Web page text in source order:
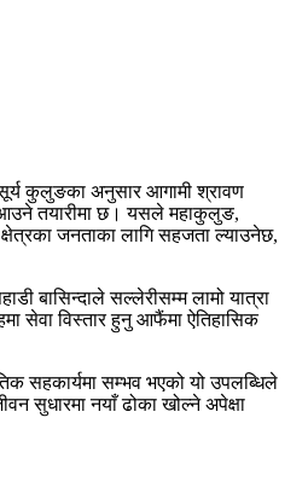
कुलुङका अनुसार आगामी श्रावण
तयारीमा छ। यसले महाकुलुङ,
जनताका लागि सहजता ल्याउनेछ,
बासिन्दाले सल्लेरीसम्म लामो यात्रा
सेवा विस्तार हुनु आफैंमा ऐतिहासिक
सहकार्यमा सम्भव भएको यो उपलब्धिले
सुधारमा नयाँ ढोका खोल्ने अपेक्षा